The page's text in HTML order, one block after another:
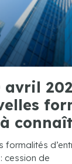
avril
formalités
cession de